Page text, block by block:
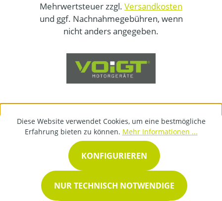
Mehrwertsteuer zzgl. Versandkosten
und ggf. Nachnahmegebühren, wenn
nicht anders angegeben.
Diese Website verwendet Cookies, um eine bestmögliche
Erfahrung bieten zu können. Mehr Informationen ...
NUR TECHNISCH NOTWENDIGE
KONFIGURIEREN